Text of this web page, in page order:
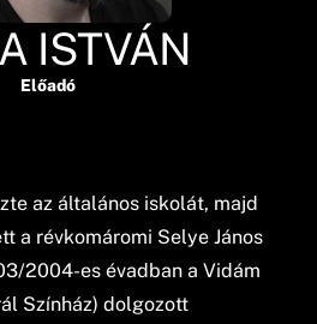
ISTVÁN
Előadó
az általános iskolát, majd
a révkomáromi Selye János
2004-es évadban a Vidám
Színház) dolgozott